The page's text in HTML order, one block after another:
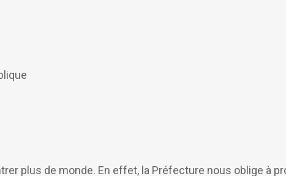
plus de monde. En effet, la Préfecture nous oblige à